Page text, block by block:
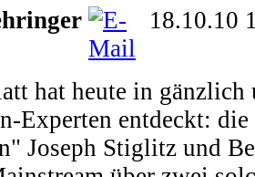
18.10.10
hat heute in gänzlich
Experten entdeckt:
Joseph Stiglitz und